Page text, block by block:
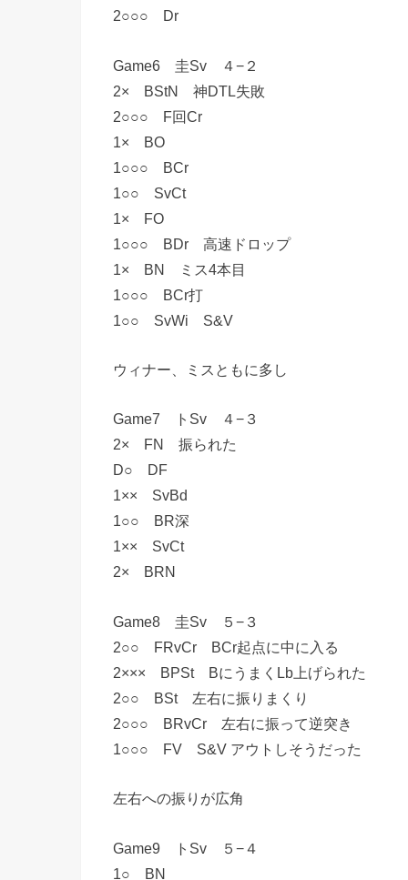
2○○○ Dr
Game6 圭Sv ４−２
2× BStN 神DTL失敗
2○○○ F回Cr
1× BO
1○○○ BCr
1○○ SvCt
1× FO
1○○○ BDr 高速ドロップ
1× BN ミス4本目
1○○○ BCr打
1○○ SvWi S&V
ウィナー、ミスともに多し
Game7 トSv ４−３
2× FN 振られた
D○ DF
1×× SvBd
1○○ BR深
1×× SvCt
2× BRN
Game8 圭Sv ５−３
2○○ FRvCr BCr起点に中に入る
2××× BPSt BにうまくLb上げられた
2○○ BSt 左右に振りまくり
2○○○ BRvCr 左右に振って逆突き
1○○○ FV S&V アウトしそうだった
左右への振りが広角
Game9 トSv ５−４
1○ BN